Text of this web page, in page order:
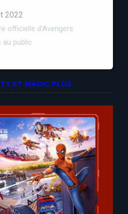
2022
officielle d'Avengers
au public
ET MAGIC PLUS